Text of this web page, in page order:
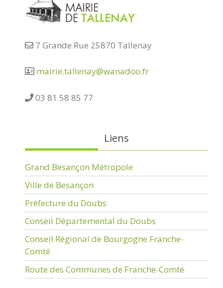
7 Grande Rue 25870 Tallenay
mairie.tallenay@wanadoo.fr
03 81 58 85 77
Liens
Grand Besançon Métropole
Ville de Besançon
Préfecture du Doubs
Conseil Départemental du Doubs
Conseil Régional de Bourgogne Franche-
Comté
Route des Communes de Franche-Comté